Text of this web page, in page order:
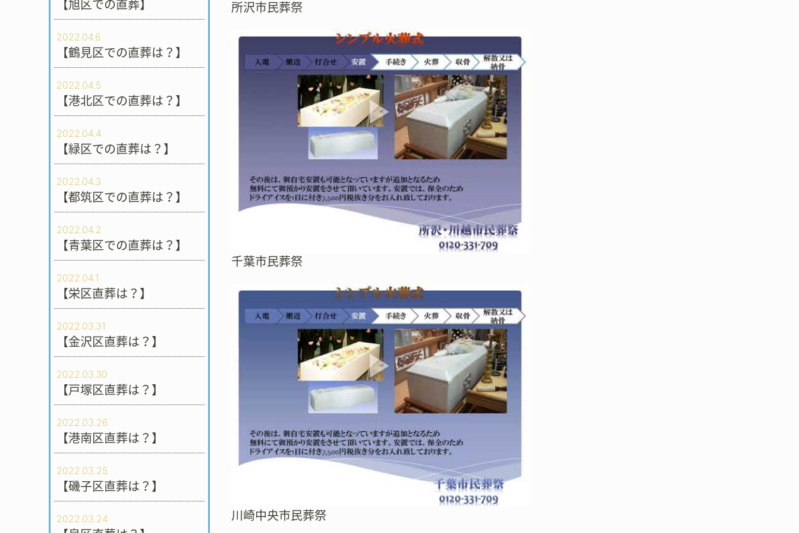
【旭区での直葬】
2022.04.6
【鶴見区での直葬は？】
2022.04.5
【港北区での直葬は？】
2022.04.4
【緑区での直葬は？】
2022.04.3
【都筑区での直葬は？】
2022.04.2
【青葉区での直葬は？】
2022.04.1
【栄区直葬は？】
2022.03.31
【金沢区直葬は？】
2022.03.30
【戸塚区直葬は？】
2022.03.26
【港南区直葬は？】
2022.03.25
【磯子区直葬は？】
2022.03.24
所沢市民葬祭
千葉市民葬祭
川崎中央市民葬祭